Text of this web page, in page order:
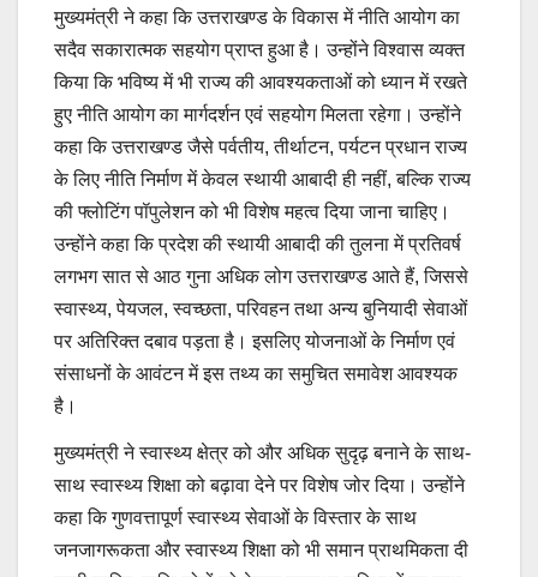
मुख्यमंत्री ने कहा कि उत्तराखण्ड के विकास में नीति आयोग का
सदैव सकारात्मक सहयोग प्राप्त हुआ है। उन्होंने विश्वास व्यक्त
किया कि भविष्य में भी राज्य की आवश्यकताओं को ध्यान में रखते
हुए नीति आयोग का मार्गदर्शन एवं सहयोग मिलता रहेगा। उन्होंने
कहा कि उत्तराखण्ड जैसे पर्वतीय, तीर्थाटन, पर्यटन प्रधान राज्य
के लिए नीति निर्माण में केवल स्थायी आबादी ही नहीं, बल्कि राज्य
की फ्लोटिंग पॉपुलेशन को भी विशेष महत्व दिया जाना चाहिए।
उन्होंने कहा कि प्रदेश की स्थायी आबादी की तुलना में प्रतिवर्ष
लगभग सात से आठ गुना अधिक लोग उत्तराखण्ड आते हैं, जिससे
स्वास्थ्य, पेयजल, स्वच्छता, परिवहन तथा अन्य बुनियादी सेवाओं
पर अतिरिक्त दबाव पड़ता है। इसलिए योजनाओं के निर्माण एवं
संसाधनों के आवंटन में इस तथ्य का समुचित समावेश आवश्यक
है।
मुख्यमंत्री ने स्वास्थ्य क्षेत्र को और अधिक सुदृढ़ बनाने के साथ-
साथ स्वास्थ्य शिक्षा को बढ़ावा देने पर विशेष जोर दिया। उन्होंने
कहा कि गुणवत्तापूर्ण स्वास्थ्य सेवाओं के विस्तार के साथ
जनजागरूकता और स्वास्थ्य शिक्षा को भी समान प्राथमिकता दी